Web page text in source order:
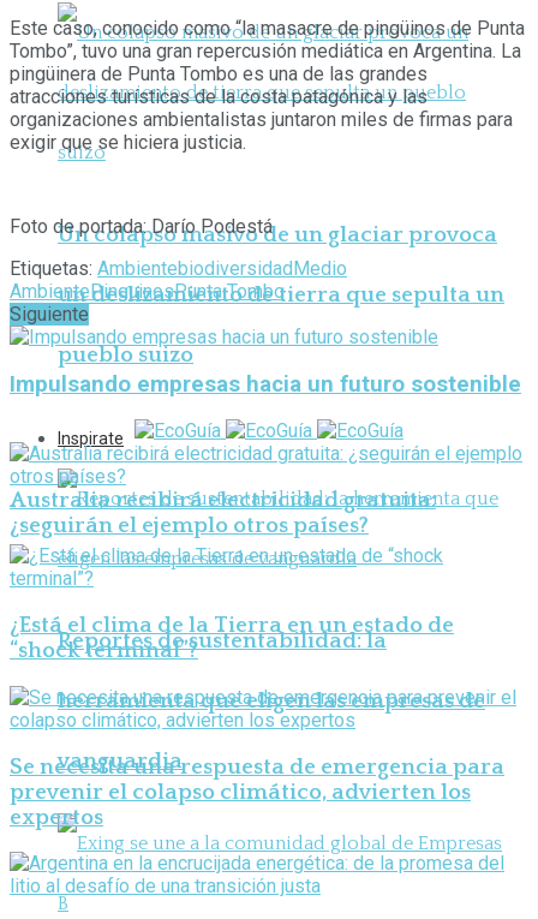
Un colapso masivo de un glaciar provoca
un deslizamiento de tierra que sepulta un
pueblo suizo
Inspirate
Reportes de sustentabilidad: la
herramienta que eligen las empresas de
vanguardia
Este caso, conocido como “la masacre de pingüinos de Punta
Tombo”, tuvo una gran repercusión mediática en Argentina. La
pingüinera de Punta Tombo es una de las grandes
atracciones turísticas de la costa patagónica y las
organizaciones ambientalistas juntaron miles de firmas para
exigir que se hiciera justicia.
Foto de portada: Darío Podestá
Etiquetas: AmbientebiodiversidadMedio
AmbientePinguinosPunta Tombo
Siguiente
Impulsando empresas hacia un futuro sostenible
Australia recibirá electricidad gratuita:
¿seguirán el ejemplo otros países?
¿Está el clima de la Tierra en un estado de
“shock terminal”?
Se necesita una respuesta de emergencia para
prevenir el colapso climático, advierten los
expertos